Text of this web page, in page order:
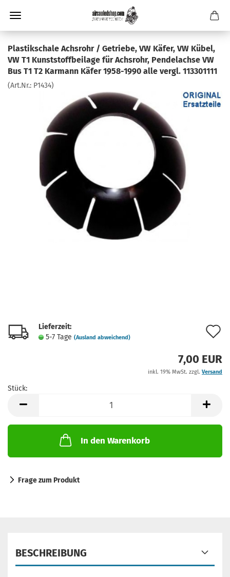
Plastikschale Achsrohr / Getriebe, VW Käfer, VW Kübel,
VW T1 Kunststoffbeilage für Achsrohr, Pendelachse VW
Bus T1 T2 Karmann Käfer 1958-1990 alle vergl. 113301111
(Art.Nr.: P1434)
Lieferzeit:
5-7 Tage (Ausland abweichend)
7,00 EUR
inkl. 19% MwSt. zzgl. Versand
Stück:
In den Warenkorb
Frage zum Produkt
BESCHREIBUNG